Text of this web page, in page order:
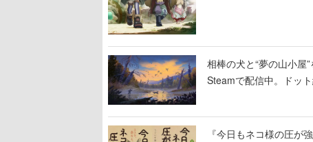
相棒の犬と“夢の山小屋
Steamで配信中。ドッ
『今日もネコ様の圧が